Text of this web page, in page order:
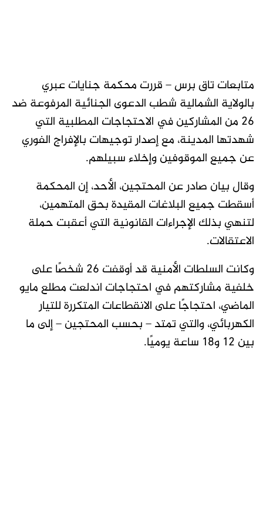
متابعات تاق برس – قررت محكمة جنايات عبري
بالولاية الشمالية شطب الدعوى الجنائية المرفوعة ضد
26 من المشاركين في الاحتجاجات المطلبية التي
شهدتها المدينة، مع إصدار توجيهات بالإفراج الفوري
عن جميع الموقوفين وإخلاء سبيلهم.
وقال بيان صادر عن المحتجين، الأحد، إن المحكمة
أسقطت جميع البلاغات المقيدة بحق المتهمين،
لتنهي بذلك الإجراءات القانونية التي أعقبت حملة
الاعتقالات.
وكانت السلطات الأمنية قد أوقفت 26 شخصًا على
خلفية مشاركتهم في احتجاجات اندلعت مطلع مايو
الماضي، احتجاجًا على الانقطاعات المتكررة للتيار
الكهربائي، والتي تمتد – بحسب المحتجين – إلى ما
بين 12 و18 ساعة يوميًا.